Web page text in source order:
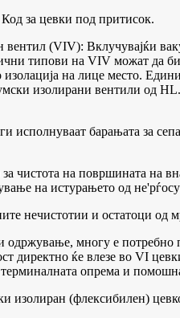
за цевки под притисок.
(VIV): Вклучувајќи
типови на VIV можат да
изолација на лице место.
изолирани вентили од
исполнуваат барањата за
чистота на површината на
на истурањето од
нечистотии и остатоци од
многу е потребно
директно ќе влезе во VI
опрема и
изолиран (флексибилен)